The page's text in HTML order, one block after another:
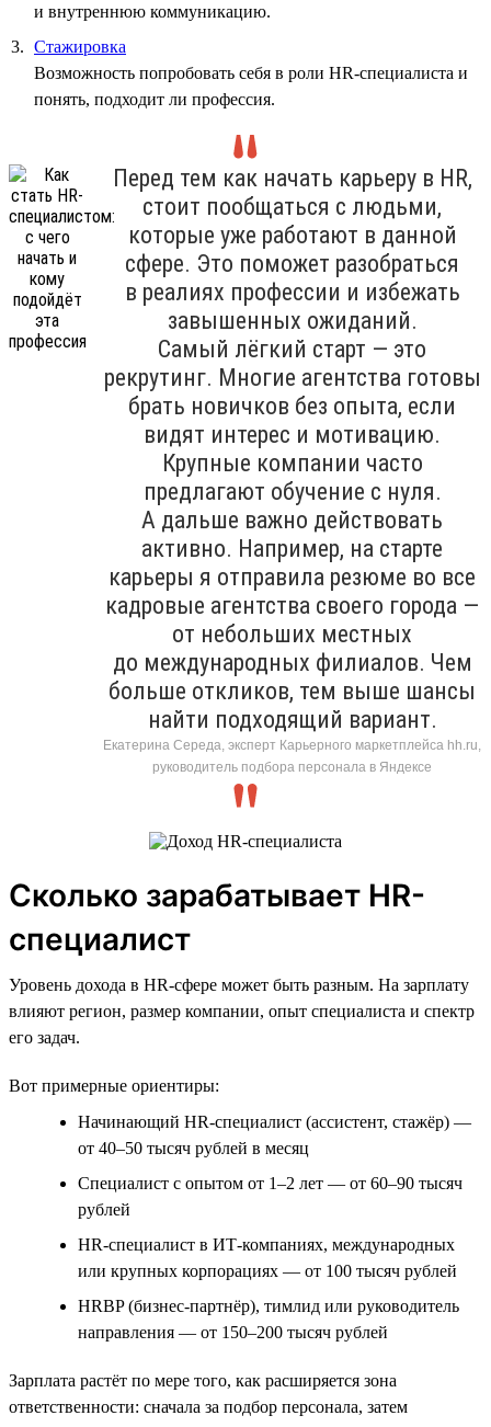
и внутреннюю коммуникацию.
Стажировка
Возможность попробовать себя в роли HR-специалиста и
понять, подходит ли профессия.
Перед тем как начать карьеру в HR,
стоит пообщаться с людьми,
которые уже работают в данной
сфере. Это поможет разобраться
в реалиях профессии и избежать
завышенных ожиданий.
Самый лёгкий старт — это
рекрутинг. Многие агентства готовы
брать новичков без опыта, если
видят интерес и мотивацию.
Крупные компании часто
предлагают обучение с нуля.
А дальше важно действовать
активно. Например, на старте
карьеры я отправила резюме во все
кадровые агентства своего города —
от небольших местных
до международных филиалов. Чем
больше откликов, тем выше шансы
найти подходящий вариант.
Екатерина Середа, эксперт Карьерного маркетплейса hh.ru,
руководитель подбора персонала в Яндексе
Сколько зарабатывает HR-
специалист
Уровень дохода в HR-сфере может быть разным. На зарплату
влияют регион, размер компании, опыт специалиста и спектр
его задач.
Вот примерные ориентиры:
Начинающий HR-специалист (ассистент, стажёр) —
от 40–50 тысяч рублей в месяц
Специалист с опытом от 1–2 лет — от 60–90 тысяч
рублей
HR-специалист в ИТ-компаниях, международных
или крупных корпорациях — от 100 тысяч рублей
HRBP (бизнес-партнёр), тимлид или руководитель
направления — от 150–200 тысяч рублей
Зарплата растёт по мере того, как расширяется зона
ответственности: сначала за подбор персонала, затем